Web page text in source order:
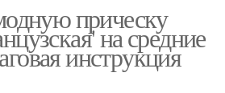
Модные стрижки
прическу
на средние
инструкция